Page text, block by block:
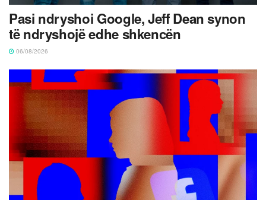
Pasi ndryshoi Google, Jeff Dean synon
të ndryshojë edhe shkencën
06/08/2026